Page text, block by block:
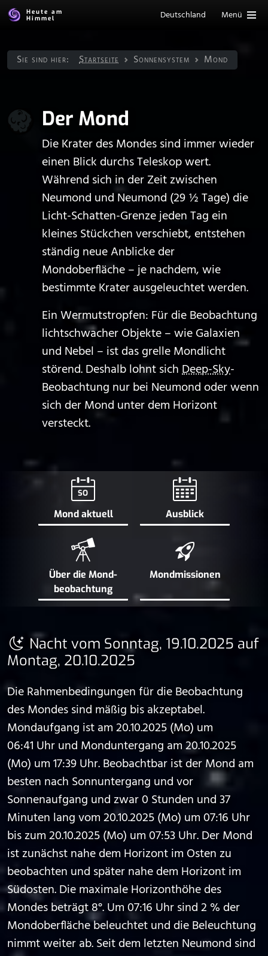
Heute am
Himmel
Deutschland Menü
Sie sind hier: Startseite Sonnen­system Mond
Der Mond
Die Krater des Mondes sind immer wieder
einen Blick durchs Teleskop wert.
Während sich in der Zeit zwischen
Neumond und Neumond (29 ½ Tage) die
Licht-Schatten-Grenze jeden Tag ein
kleines Stückchen verschiebt, entstehen
ständig neue Anblicke der
Mondoberfläche – je nachdem, wie
bestimmte Krater ausgeleuchtet werden.
Ein Wermutstropfen: Für die Beobachtung
lichtschwacher Objekte – wie Galaxien
und Nebel – ist das grelle Mondlicht
störend. Deshalb lohnt sichDeep-Sky-
Beobachtung nur bei Neumond oder wenn
sich der Mond unter dem Horizont
versteckt.
SO
Mond aktuell Ausblick
Über die Mond­
beobachtung
Mond­missionen
Nacht vom Sonntag, 19.10.2025 auf
Montag, 20.10.2025
Die Rahmenbedingungen für die Beobachtung
des Mondes sind mäßig bis akzeptabel.
Mondaufgang ist am 20.10.2025 (Mo) um
06:41 Uhr und Monduntergang am 20.10.2025
(Mo) um 17:39 Uhr. Beobachtbar ist der Mond am
besten nach Sonnuntergang und vor
Sonnenaufgang und zwar 0 Stunden und 37
Minuten lang vom 20.10.2025 (Mo) um 07:16 Uhr
bis zum 20.10.2025 (Mo) um 07:53 Uhr. Der Mond
ist zunächst nahe dem Horizont im Osten zu
beobachten und später nahe dem Horizont im
Südosten. Die maximale Horizonthöhe des
Mondes beträgt 8°. Um 07:16 Uhr sind 2 % der
Mondoberfläche beleuchtet und die Beleuchtung
nimmt weiter ab. Seit dem letzten Neumond sind